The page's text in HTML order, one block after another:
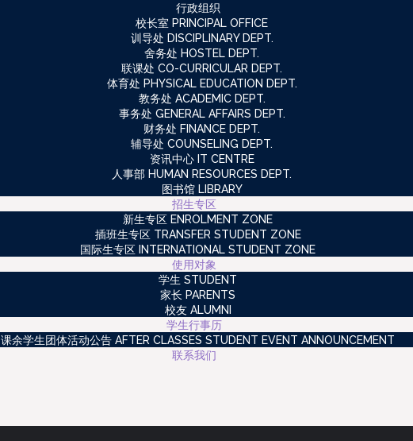
行政组织
校长室 PRINCIPAL OFFICE
训导处 DISCIPLINARY DEPT.
舍务处 HOSTEL DEPT.
联课处 CO-CURRICULAR DEPT.
体育处 PHYSICAL EDUCATION DEPT.
教务处 ACADEMIC DEPT.
事务处 GENERAL AFFAIRS DEPT.
财务处 FINANCE DEPT.
辅导处 COUNSELING DEPT.
资讯中心 IT CENTRE
人事部 HUMAN RESOURCES DEPT.
图书馆 LIBRARY
招生专区
新生专区 ENROLMENT ZONE
插班生专区 TRANSFER STUDENT ZONE
国际生专区 INTERNATIONAL STUDENT ZONE
使用对象
学生 STUDENT
家长 PARENTS
校友 ALUMNI
学生行事历
课余学生团体活动公告 AFTER CLASSES STUDENT EVENT ANNOUNCEMENT
联系我们